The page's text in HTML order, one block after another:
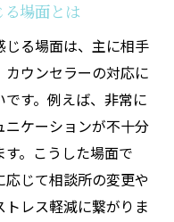
場面とは
る場面は、主に相手
ウンセラーの対応に
す。例えば、非常に
ケーションが不十分
。こうした場面で
じて相談所の変更や
レス軽減に繋がりま